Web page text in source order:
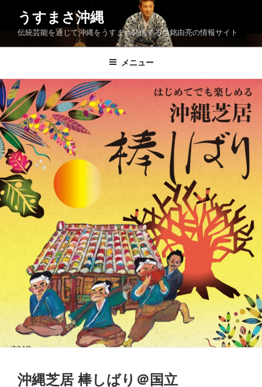
ン
ス
キ
ッ
プ
うすまさ沖縄
伝統芸能を通じて沖縄をうすまさ発信する当銘由亮の情報サイト
メニュー
沖縄芝居 棒しばり＠国立